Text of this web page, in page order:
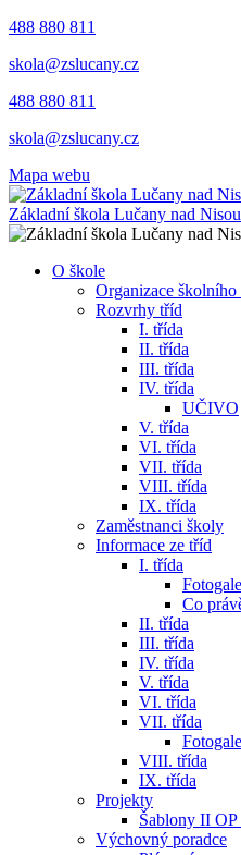
488 880 811
skola@zslucany.cz
488 880 811
skola@zslucany.cz
Mapa webu
Základní škola Lučany nad Nisou
O škole
Organizace školního
Rozvrhy tříd
I. třída
II. třída
III. třída
IV. třída
UČIVO
V. třída
VI. třída
VII. třída
VIII. třída
IX. třída
Zaměstnanci školy
Informace ze tříd
I. třída
Co
II. třída
III. třída
IV. třída
V. třída
VI. třída
VII. třída
VIII. třída
IX. třída
Projekty
Šablony II
Výchovný poradce